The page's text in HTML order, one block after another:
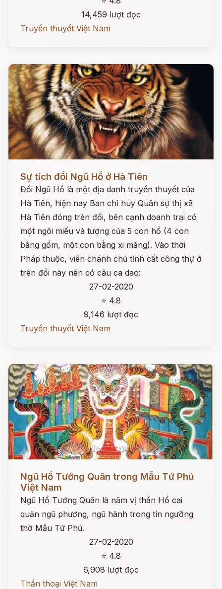
14,459 lượt đọc
Truyền thuyết Việt Nam
Sự tích đồi Ngũ Hổ ở Hà Tiên
Đồi Ngũ Hổ là một địa danh truyền thuyết của
Hà Tiên, hiện nay Ban chỉ huy Quân sự thị xã
Hà Tiên đóng trên đồi, bên cạnh doanh trại có
một ngôi miếu và tượng của 5 con hổ (4 con
bằng gốm, một con bằng xi măng). Vào thời
Pháp thuộc, viên chánh chủ tỉnh cất công thự ở
trên đồi này nên có câu ca dao:
27-02-2020
⭐ 4.8
9,146 lượt đọc
Truyền thuyết Việt Nam
Ngũ Hổ Tướng Quân trong Mẫu Tứ Phủ
Việt Nam
Ngũ Hổ Tướng Quân là năm vị thần Hổ cai
quản ngũ phương, ngũ hành trong tín ngưỡng
thờ Mẫu Tứ Phủ.
27-02-2020
⭐ 4.8
6,908 lượt đọc
Thần thoại Việt Nam